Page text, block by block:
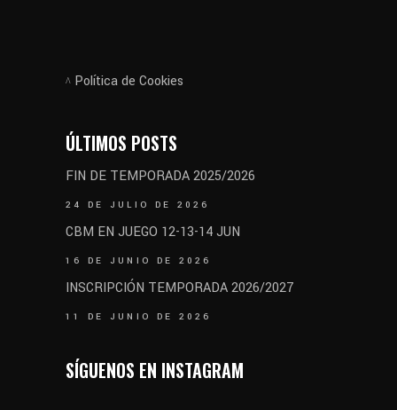
Política de Cookies
ÚLTIMOS POSTS
FIN DE TEMPORADA 2025/2026
24 DE JULIO DE 2026
CBM EN JUEGO 12-13-14 JUN
16 DE JUNIO DE 2026
INSCRIPCIÓN TEMPORADA 2026/2027
11 DE JUNIO DE 2026
SÍGUENOS EN INSTAGRAM